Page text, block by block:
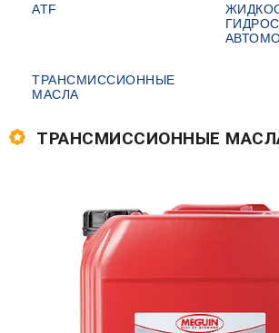
ATF
ТРАНСМИССИОННЫЕ
МАСЛА
ТРАНСМИССИОННЫЕ